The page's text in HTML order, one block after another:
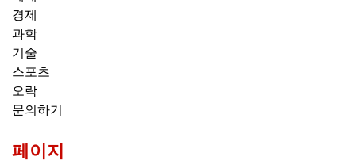
경제
과학
기술
스포츠
오락
문의하기
페이지